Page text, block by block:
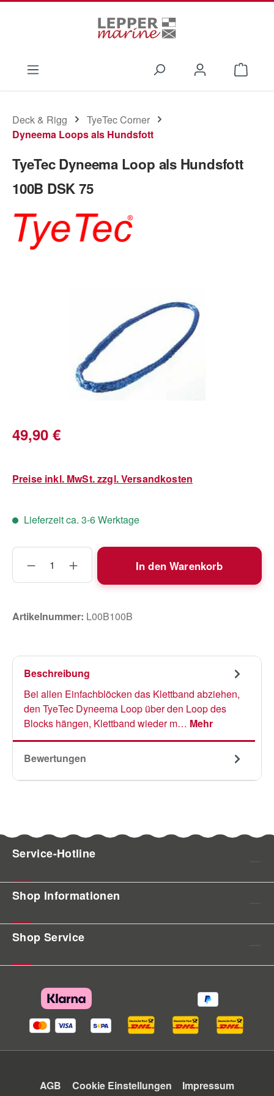
Deck & Rigg
TyeTec Corner
Dyneema Loops als Hundsfott
TyeTec Dyneema Loop als Hundsfott
100B DSK 75
Regulärer Preis:
49,90 €
Preise inkl. MwSt. zzgl. Versandkosten
Lieferzeit ca. 3-6 Werktage
Produkt Anzahl: Gib den gewünschten
In den Warenkorb
Artikelnummer: L00B100B
Beschreibung
Bei allen Einfachblöcken das Klettband abziehen,
den TyeTec Dyneema Loop über den Loop des
Blocks hängen, Klettband wieder m… Mehr
Bewertungen
Service-Hotline
Shop Informationen
Shop Service
AGB Cookie Einstellungen Impressum